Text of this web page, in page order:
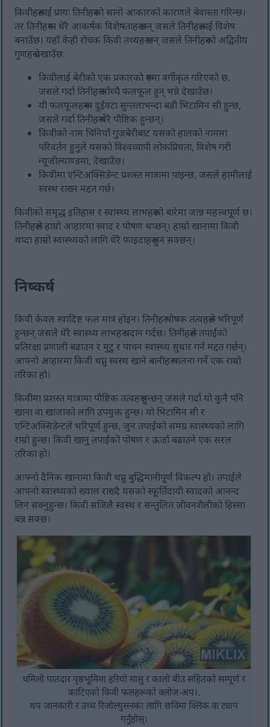
किवीहरूलाई प्रायः तिनीहरूको सानो आकारको कारणले बेवास्ता गरिन्छ।
तर तिनीहरूमा धेरै आकर्षक विशेषताहरू छन् जसले तिनीहरूलाई विशेष
बनाउँछ। यहाँ केही रोचक किवी तथ्यहरू छन् जसले तिनीहरूको अद्वितीय
गुणहरू देखाउँछ:
किवीलाई बेरीको एक प्रकारको रूपमा वर्गीकृत गरिएको छ,
जसले गर्दा तिनीहरू साँच्चै फलफूल हुन् भन्ने देखाउँछ।
यी फलफूलहरूमा दुईवटा सुन्तलाभन्दा बढी भिटामिन सी हुन्छ,
जसले गर्दा तिनीहरू धेरै पौष्टिक हुन्छन्।
किवीको नाम चिनियाँ गुजबेरीबाट यसको हालको नाममा
परिवर्तन हुनुले यसको विश्वव्यापी लोकप्रियता, विशेष गरी
न्यूजील्याण्डमा, देखाउँछ।
किवीमा एन्टिअक्सिडेन्ट प्रशस्त मात्रामा पाइन्छ, जसले हामीलाई
स्वस्थ राख्न मद्दत गर्छ।
किवीको समृद्ध इतिहास र स्वास्थ्य लाभहरूको बारेमा जान्न महत्त्वपूर्ण छ।
तिनीहरूले हाम्रो आहारमा स्वाद र पोषण थप्छन्। हाम्रो खानामा किवी
थप्दा हाम्रो स्वास्थ्यको लागि धेरै फाइदाहरू हुन सक्छन्।
निष्कर्ष
किवी केवल स्वादिष्ट फल मात्र होइन। तिनीहरू पोषक तत्वहरूले भरिपूर्ण
हुन्छन् जसले धेरै स्वास्थ्य लाभहरू प्रदान गर्दछ। तिनीहरूले तपाईंको
प्रतिरक्षा प्रणाली बढाउन र मुटु र पाचन स्वास्थ्य सुधार गर्न मद्दत गर्छन्।
आफ्नो आहारमा किवी थप्नु स्वस्थ खाने बानीहरू पालना गर्ने एक राम्रो
तरिका हो।
किवीमा प्रशस्त मात्रामा पौष्टिक तत्वहरू हुन्छन् जसले गर्दा यो कुनै पनि
खाना वा खाजाको लागि उपयुक्त हुन्छ। यो भिटामिन सी र
एन्टिअक्सिडेन्टले भरिपूर्ण हुन्छ, जुन तपाईंको समग्र स्वास्थ्यको लागि
राम्रो हुन्छ। किवी खानु तपाईंको पोषण र ऊर्जा बढाउने एक सरल
तरिका हो।
आफ्नो दैनिक खानामा किवी थप्नु बुद्धिमानीपूर्ण विकल्प हो। तपाईंले
आफ्नो स्वास्थ्यको ख्याल राख्दै यसको स्फूर्तिदायी स्वादको आनन्द
लिन सक्नुहुन्छ। किवी सजिलै स्वस्थ र सन्तुलित जीवनशैलीको हिस्सा
बन्न सक्छ।
धमिलो पातदार पृष्ठभूमिमा हरियो मासु र कालो बीउ सहितको सम्पूर्ण र
काटिएको किवी फलहरूको क्लोज-अप।.
थप जानकारी र उच्च रिजोल्युसनका लागि छविमा क्लिक वा ट्याप
गर्नुहोस्।